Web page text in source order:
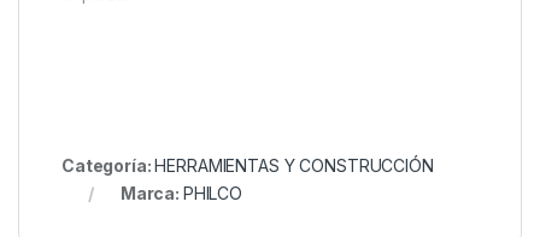
Categoría:HERRAMIENTAS Y CONSTRUCCIÓN
Marca: PHILCO